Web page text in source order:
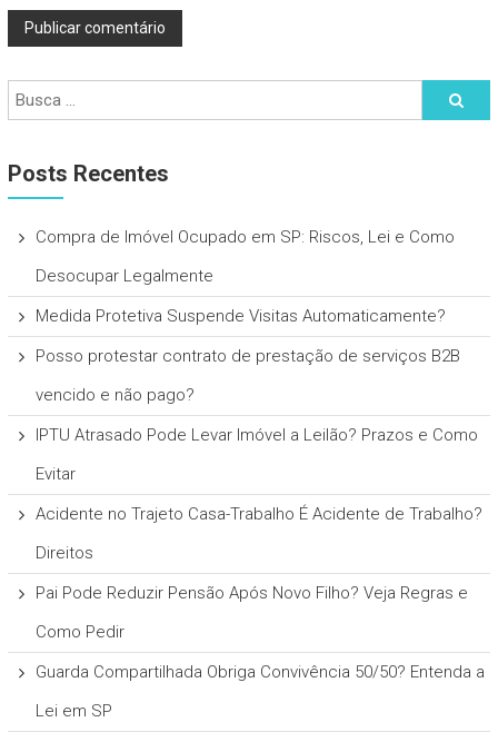
Posts Recentes
Compra de Imóvel Ocupado em SP: Riscos, Lei e Como
Desocupar Legalmente
Medida Protetiva Suspende Visitas Automaticamente?
Posso protestar contrato de prestação de serviços B2B
vencido e não pago?
IPTU Atrasado Pode Levar Imóvel a Leilão? Prazos e Como
Evitar
Acidente no Trajeto Casa-Trabalho É Acidente de Trabalho?
Direitos
Pai Pode Reduzir Pensão Após Novo Filho? Veja Regras e
Como Pedir
Guarda Compartilhada Obriga Convivência 50/50? Entenda a
Lei em SP